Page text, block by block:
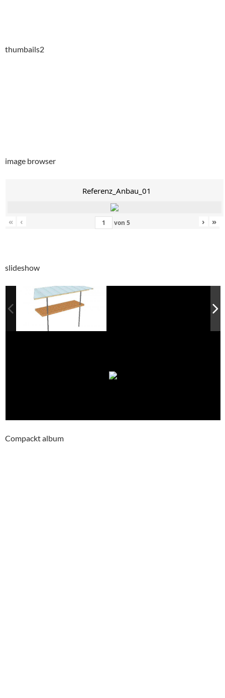
thumbails2
image browser
Referenz_Anbau_01
« ‹ von 5 › »
slideshow
Compackt album